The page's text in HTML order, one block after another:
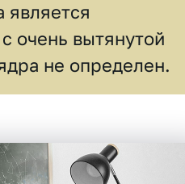
является
очень вытянутой
не определен.